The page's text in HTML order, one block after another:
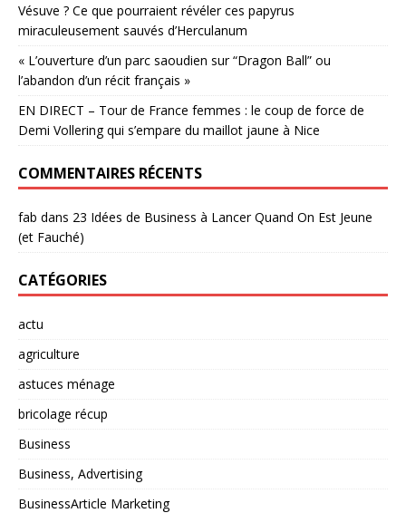
Vésuve ? Ce que pourraient révéler ces papyrus
miraculeusement sauvés d’Herculanum
« L’ouverture d’un parc saoudien sur “Dragon Ball” ou
l’abandon d’un récit français »
EN DIRECT – Tour de France femmes : le coup de force de
Demi Vollering qui s’empare du maillot jaune à Nice
COMMENTAIRES RÉCENTS
fab dans 23 Idées de Business à Lancer Quand On Est Jeune
(et Fauché)
CATÉGORIES
actu
agriculture
astuces ménage
bricolage récup
Business
Business, Advertising
BusinessArticle Marketing